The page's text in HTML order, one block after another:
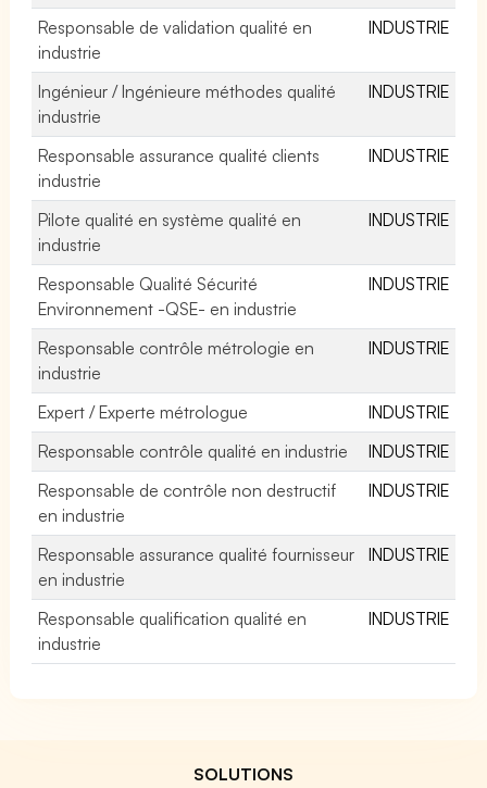
Responsable de validation qualité en
industrie
INDUSTRIE
Ingénieur / Ingénieure méthodes qualité
industrie
INDUSTRIE
Responsable assurance qualité clients
industrie
INDUSTRIE
Pilote qualité en système qualité en
industrie
INDUSTRIE
Responsable Qualité Sécurité
Environnement -QSE- en industrie
INDUSTRIE
Responsable contrôle métrologie en
industrie
INDUSTRIE
Expert / Experte métrologue
INDUSTRIE
Responsable contrôle qualité en industrie
INDUSTRIE
Responsable de contrôle non destructif
en industrie
INDUSTRIE
Responsable assurance qualité fournisseur
en industrie
INDUSTRIE
Responsable qualification qualité en
industrie
INDUSTRIE
SOLUTIONS